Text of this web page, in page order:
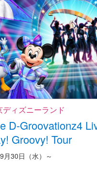
ディズニーランド
D-Groovationz4
Groovy! Tour
月30日（水）～